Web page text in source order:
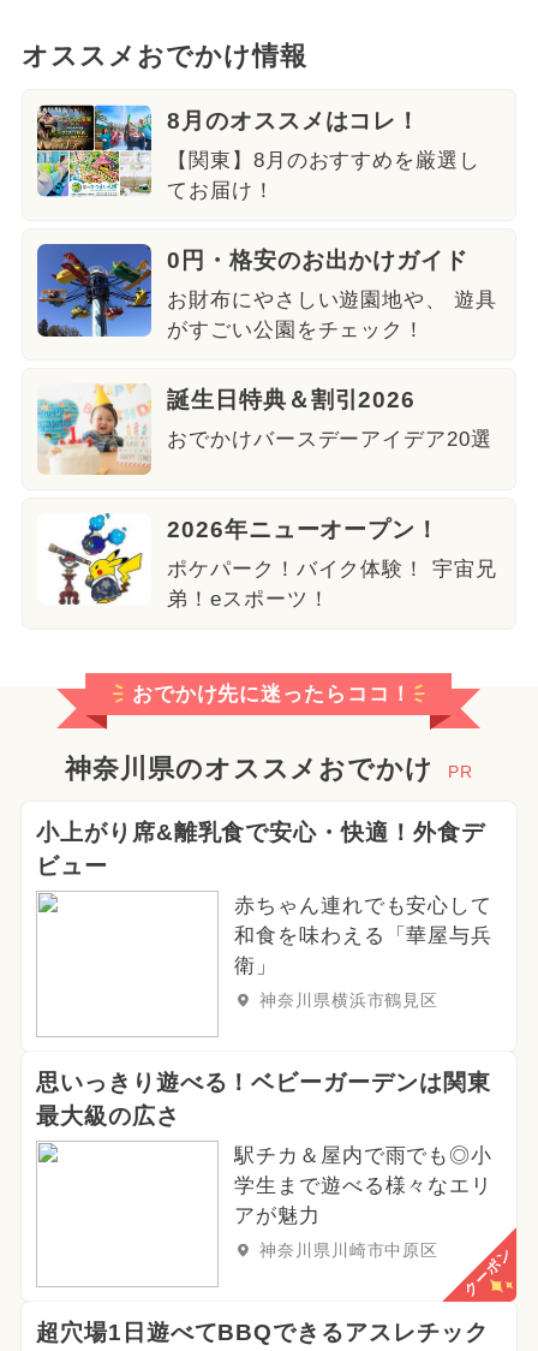
オススメおでかけ情報
8月のオススメはコレ！
【関東】8月のおすすめを厳選し
てお届け！
0円・格安のお出かけガイド
お財布にやさしい遊園地や、 遊具
がすごい公園をチェック！
誕生日特典＆割引2026
おでかけバースデーアイデア20選
2026年ニューオープン！
ポケパーク！バイク体験！ 宇宙兄
弟！eスポーツ！
おでかけ先に迷ったらココ！
神奈川県のオススメおでかけ PR
小上がり席&離乳食で安心・快適！外食デ
ビュー
赤ちゃん連れでも安心して
和食を味わえる「華屋与兵
衛」
神奈川県横浜市鶴見区
思いっきり遊べる！ベビーガーデンは関東
最大級の広さ
駅チカ＆屋内で雨でも◎小
学生まで遊べる様々なエリ
アが魅力
神奈川県川崎市中原区 クーポン
超穴場1日遊べてBBQできるアスレチック